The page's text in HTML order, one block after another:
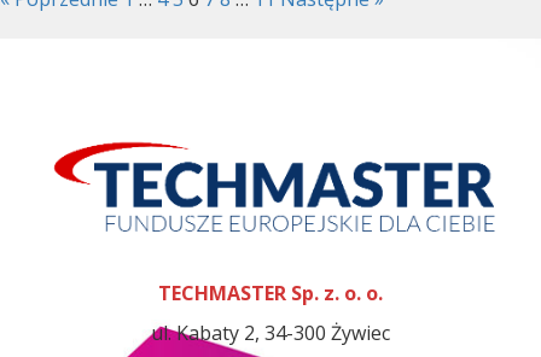
TECHMASTER Sp. z. o. o.
ul. Kabaty 2, 34-300 Żywiec